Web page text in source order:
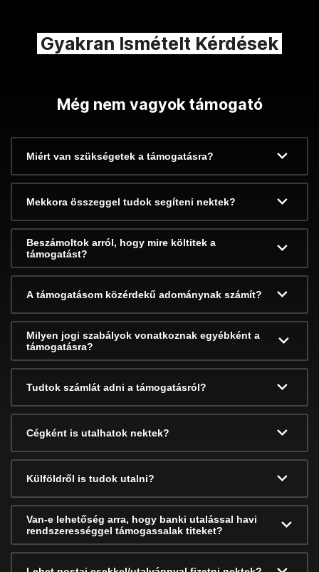
Gyakran Ismételt Kérdések
Még nem vagyok támogató
Miért van szükségetek a támogatásra?
Mekkora összeggel tudok segíteni nektek?
Beszámoltok arról, hogy mire költitek a
támogatást?
A támogatásom közérdekű adománynak számít?
Milyen jogi szabályok vonatkoznak egyébként a
támogatásra?
Tudtok számlát adni a támogatásról?
Cégként is utalhatok nektek?
Külföldről is tudok utalni?
Van-e lehetőség arra, hogy banki utalással havi
rendszerességgel támogassalak titeket?